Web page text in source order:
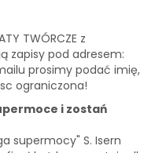
TWÓRCZE z
zapisy pod adresem:
prosimy podać imię,
ograniczona!
i zostań
supermocy" S. Isern